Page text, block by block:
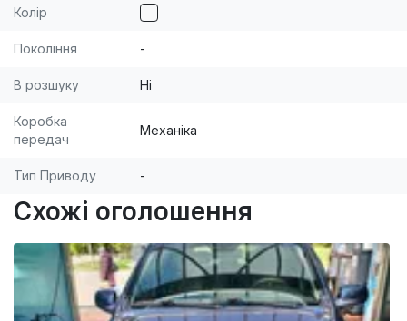
Колір
Покоління -
В розшуку Ні
Коробка
передач
Механіка
Тип Приводу -
Схожі оголошення